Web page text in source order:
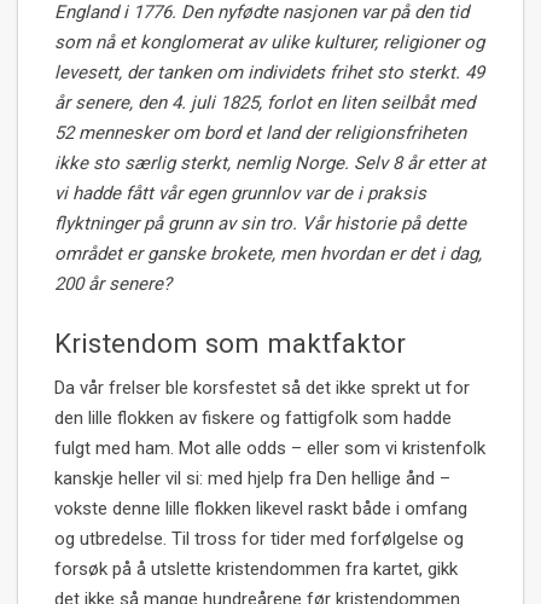
England i 1776. Den nyfødte nasjonen var på den tid
som nå et konglomerat av ulike kulturer, religioner og
levesett, der tanken om individets frihet sto sterkt. 49
år senere, den 4. juli 1825, forlot en liten seilbåt med
52 mennesker om bord et land der religionsfriheten
ikke sto særlig sterkt, nemlig Norge. Selv 8 år etter at
vi hadde fått vår egen grunnlov var de i praksis
flyktninger på grunn av sin tro. Vår historie på dette
området er ganske brokete, men hvordan er det i dag,
200 år senere?
Kristendom som maktfaktor
Da vår frelser ble korsfestet så det ikke sprekt ut for
den lille flokken av fiskere og fattigfolk som hadde
fulgt med ham. Mot alle odds – eller som vi kristenfolk
kanskje heller vil si: med hjelp fra Den hellige ånd –
vokste denne lille flokken likevel raskt både i omfang
og utbredelse. Til tross for tider med forfølgelse og
forsøk på å utslette kristendommen fra kartet, gikk
det ikke så mange hundreårene før kristendommen